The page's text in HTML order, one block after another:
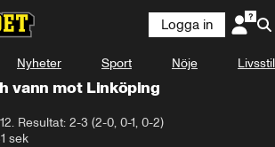
Logga in
Nyheter Sport Nöje Livsstil
vann mot Linköping
Resultat: 2-3 (2-0, 0-1, 0-2)
sek